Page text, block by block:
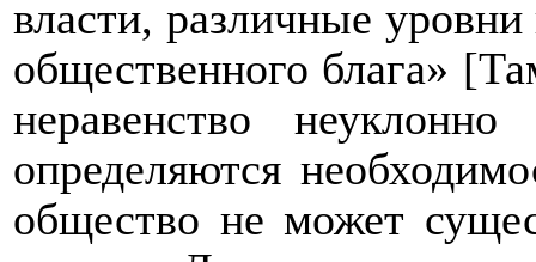
власти, различные
общественного блага»
неравенство
определяются
общество не может